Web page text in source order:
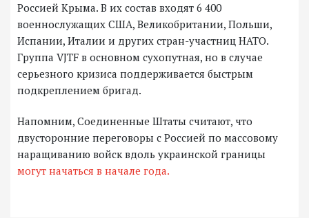
Россией Крыма. В их состав входят 6 400
военнослужащих США, Великобритании, Польши,
Испании, Италии и других стран-участниц НАТО.
Группа VJTF в основном сухопутная, но в случае
серьезного кризиса поддерживается быстрым
подкреплением бригад.
Напомним, Соединенные Штаты считают, что
двусторонние переговоры с Россией по массовому
наращиванию войск вдоль украинской границы
могут начаться в начале года.